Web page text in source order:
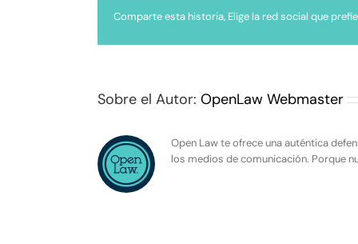
Comparte esta historia, Elige la red social que
Sobre el Autor: OpenLaw Webmaster
Open Law te ofrece una auténtica
los medios de comunicación. Porque